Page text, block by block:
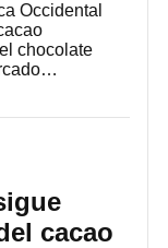
Occidental
chocolate
cacao